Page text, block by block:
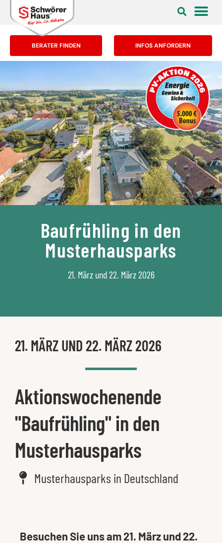
BERATER FINDEN INFOS ANFORDERN
Baufrühling in den
Musterhausparks
21. März und 22. März 2026
21. MÄRZ UND 22. MÄRZ 2026
Aktionswochenende
"Baufrühling" in den
Musterhausparks
Musterhausparks in Deutschland
Besuchen Sie uns am 21. März und 22.